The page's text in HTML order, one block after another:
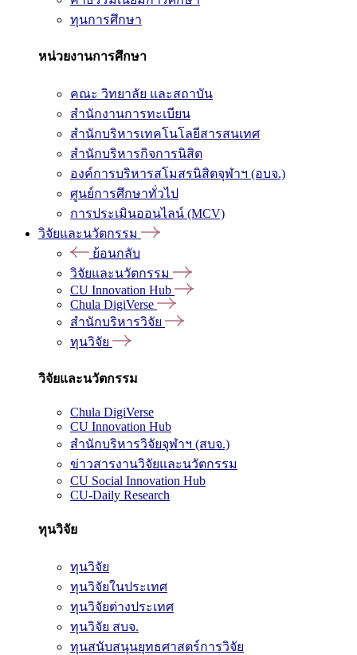
ทุนการศึกษา
หน่วยงานการศึกษา
คณะ วิทยาลัย และสถาบัน
สำนักงานการทะเบียน
สำนักบริหารเทคโนโลยีสารสนเทศ
สำนักบริหารกิจการนิสิต
องค์การบริหารสโมสรนิสิตจุฬาฯ (อบจ.)
ศูนย์การศึกษาทั่วไป
การประเมินออนไลน์ (MCV)
วิจัยและนวัตกรรม
ย้อนกลับ
วิจัยและนวัตกรรม
CU Innovation Hub
Chula DigiVerse
สำนักบริหารวิจัย
ทุนวิจัย
วิจัยและนวัตกรรม
Chula DigiVerse
CU Innovation Hub
สำนักบริหารวิจัยจุฬาฯ (สบจ.)
ข่าวสารงานวิจัยและนวัตกรรม
CU Social Innovation Hub
CU-Daily Research
ทุนวิจัย
ทุนวิจัย
ทุนวิจัยในประเทศ
ทุนวิจัยต่างประเทศ
ทุนวิจัย สบจ.
ทุนสนับสนุนยุทธศาสตร์การวิจัย